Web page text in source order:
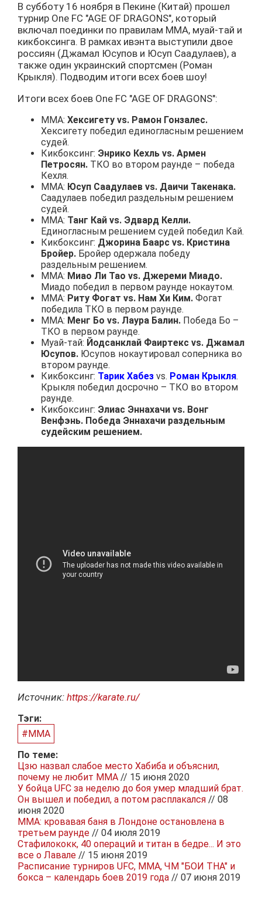
В субботу 16 ноября в Пекине (Китай) прошел
турнир One FC "AGE OF DRAGONS", который
включал поединки по правилам ММА, муай-тай и
кикбоксинга. В рамках ивэнта выступили двое
россиян (Джамал Юсупов и Юсуп Саадулаев), а
также один украинский спортсмен (Роман
Крыкля). Подводим итоги всех боев шоу!
Итоги всех боев One FC "AGE OF DRAGONS":
ММА: Хексигету vs. Рамон Гонзалес.
Хексигету победил единогласным решением
судей.
Кикбоксинг: Энрико Кехль vs. Армен
Петросян. ТКО во втором раунде – победа
Кехля.
ММА: Юсуп Саадулаев vs. Даичи Такенака.
Саадулаев победил раздельным решением
судей.
ММА: Танг Кай vs. Эдвард Келли.
Единогласным решением судей победил Кай.
Кикбоксинг: Джорина Баарс vs. Кристина
Бройер. Бройер одержала победу
раздельным решением.
ММА: Миао Ли Тао vs. Джереми Миадо.
Миадо победил в первом раунде нокаутом.
ММА: Риту Фогат vs. Нам Хи Ким. Фогат
победила ТКО в первом раунде.
ММА: Менг Бо vs. Лаура Балин. Победа Бо –
ТКО в первом раунде.
Муай-тай: Йодсанклай Фаиртекс vs. Джамал
Юсупов. Юсупов нокаутировал соперника во
втором раунде.
Кикбоксинг: Тарик Хабез vs. Роман Крыкля.
Крыкля победил досрочно – ТКО во втором
раунде.
Кикбоксинг: Элиас Эннахачи vs. Вонг
Венфэнь. Победа Эннахачи раздельным
судейским решением.
Источник: https://karate.ru/
Тэги:
#MMA
По теме:
Цзю назвал слабое место Хабиба и объяснил,
почему не любит MMA // 15 июня 2020
У бойца UFC за неделю до боя умер младший брат.
Он вышел и победил, а потом расплакался // 08
июня 2020
МMA: кровавая баня в Лондоне остановлена в
третьем раунде // 04 июля 2019
Стафилококк, 40 операций и титан в бедре... И это
все о Лавале // 15 июня 2019
Расписание турниров UFC, MMA, ЧМ "БОИ ТНА" и
бокса – календарь боев 2019 года // 07 июня 2019